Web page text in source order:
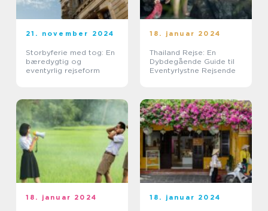
21. november 2024
Storbyferie med tog: En
bæredygtig og
eventyrlig rejseform
18. januar 2024
Thailand Rejse: En
Dybdegående Guide til
Eventyrlystne Rejsende
18. januar 2024 18. januar 2024